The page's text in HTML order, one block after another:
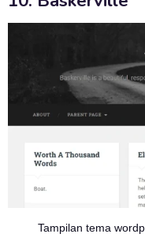
Tampilan tema